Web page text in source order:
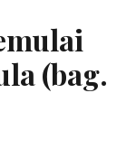
(bag.